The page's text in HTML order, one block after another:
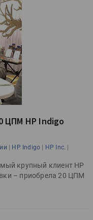
ЦПМ HP Indigo
| HP Indigo | HP Inc. |
крупный клиент HP
– приобрела 20 ЦПМ